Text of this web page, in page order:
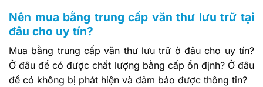
Nên mua bằng trung cấp văn thư lưu trữ tại
đâu cho uy tín?
Mua bằng trung cấp văn thư lưu trữ ở đâu cho uy tín?
Ở đâu để có được chất lượng bằng cấp ổn định? Ở đâu
để có không bị phát hiện và đảm bảo được thông tin?